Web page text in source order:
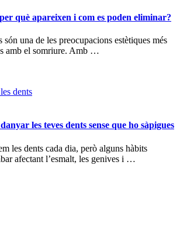
què apareixen i com es poden eliminar?
són una de les preocupacions estètiques més
amb el somriure. Amb …
les teves dents sense que ho sàpigues
les dents cada dia, però alguns hàbits
afectant l’esmalt, les genives i …